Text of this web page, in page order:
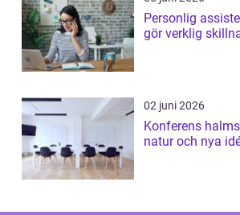
Personlig assistent ett yrke
gör verklig
02 juni 2026
Konferens halmstad
natur och nya